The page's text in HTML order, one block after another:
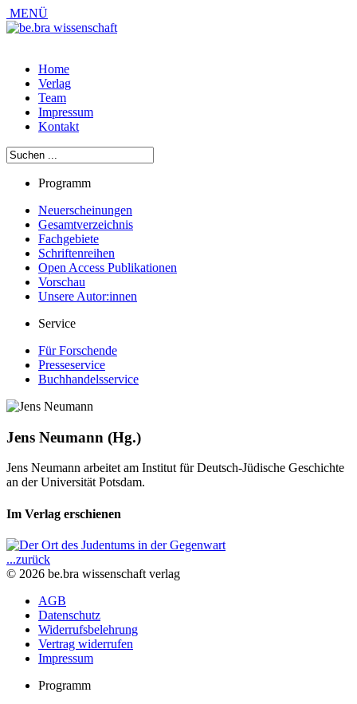
MENÜ
Home
Verlag
Team
Impressum
Kontakt
Programm
Neuerscheinungen
Gesamtverzeichnis
Fachgebiete
Schriftenreihen
Open Access Publikationen
Vorschau
Unsere Autor:innen
Service
Für Forschende
Presseservice
Buchhandelsservice
Jens Neumann (Hg.)
Jens Neumann arbeitet am Institut für Deutsch-Jüdische Geschichte
an der Universität Potsdam.
Im Verlag erschienen
...zurück
© 2026 be.bra wissenschaft verlag
AGB
Datenschutz
Widerrufsbelehrung
Vertrag widerrufen
Impressum
Programm